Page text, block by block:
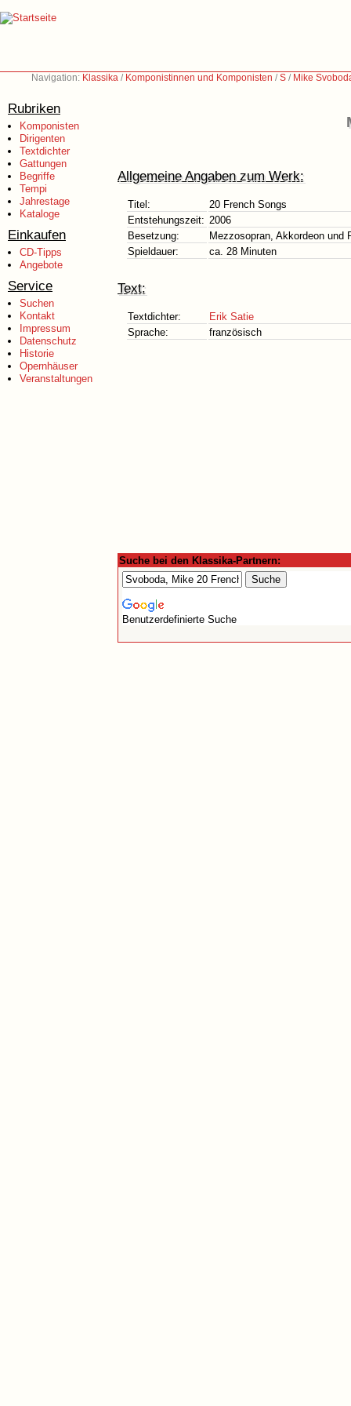
Navigation: Klassika / Komponistinnen und Komponisten /S / Mike
Rubriken
Komponisten
Dirigenten
Textdichter
Gattungen
Begriffe
Tempi
Jahrestage
Kataloge
Einkaufen
CD-Tipps
Angebote
Service
Suchen
Kontakt
Impressum
Datenschutz
Historie
Opernhäuser
Veranstaltungen
Allgemeine Angaben zum Werk:
Titel:
20 French Songs
Entstehungszeit: 2006
Besetzung:
Mezzosopran, Akkordeon und
Spieldauer:
ca. 28 Minuten
Text:
Textdichter:
Erik Satie
Sprache:
französisch
Suche bei den Klassika-Partnern:
Benutzerdefinierte Suche